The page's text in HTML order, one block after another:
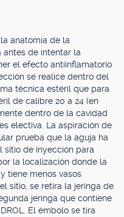
anatomía de la
antes de intentar la
el efecto antiinflamatorio
se realice dentro del
técnica estéril que para
de calibre 20 a 24 (en
dentro de la cavidad
electiva. La aspiración de
prueba que la aguja ha
sitio de inyección para
la localización donde la
tiene menos vasos
sitio, se retira la jeringa de
jeringa que contiene
El émbolo se tira